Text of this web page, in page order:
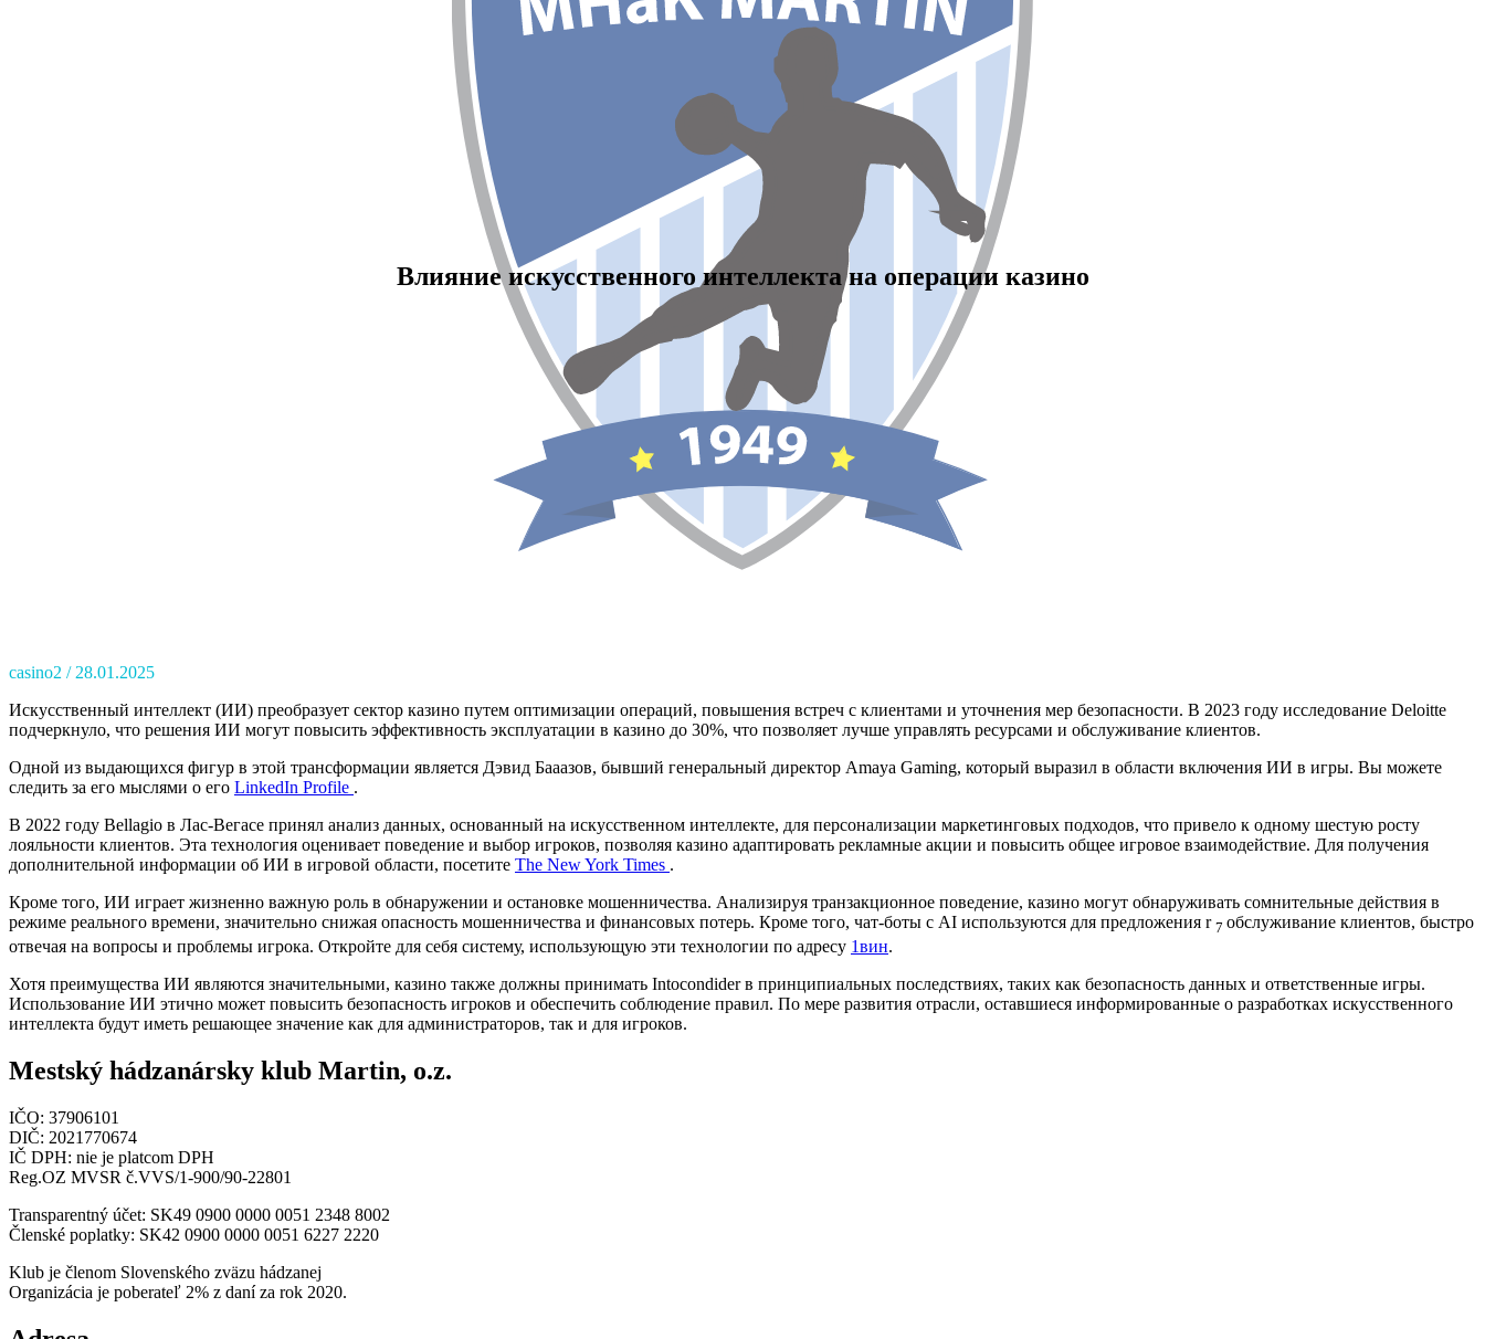
Влияние искусственного интеллекта на операции казино
casino2
28.01.2025
Искусственный интеллект (ИИ) преобразует сектор казино путем оптимизации операций, повышения встреч с клиентами и уточнения мер безопасности. В 2023 году исследование Deloitte
подчеркнуло, что решения ИИ могут повысить эффективность эксплуатации в казино до 30%, что позволяет лучше управлять ресурсами и обслуживание клиентов.
Одной из выдающихся фигур в этой трансформации является Дэвид Бааазов, бывший генеральный директор Amaya Gaming, который выразил в области включения ИИ в игры. Вы можете
следить за его мыслями о его LinkedIn Profile .
В 2022 году Bellagio в Лас-Вегасе принял анализ данных, основанный на искусственном интеллекте, для персонализации маркетинговых подходов, что привело к одному шестую росту
лояльности клиентов. Эта технология оценивает поведение и выбор игроков, позволяя казино адаптировать рекламные акции и повысить общее игровое взаимодействие. Для получения
дополнительной информации об ИИ в игровой области, посетите The New York Times .
Кроме того, ИИ играет жизненно важную роль в обнаружении и остановке мошенничества. Анализируя транзакционное поведение, казино могут обнаруживать сомнительные действия в
режиме реального времени, значительно снижая опасность мошенничества и финансовых потерь. Кроме того, чат-боты с AI используются для предложения r 7 обслуживание клиентов, быстро
отвечая на вопросы и проблемы игрока. Откройте для себя систему, использующую эти технологии по адресу 1вин.
Хотя преимущества ИИ являются значительными, казино также должны принимать Intocondider в принципиальных последствиях, таких как безопасность данных и ответственные игры.
Использование ИИ этично может повысить безопасность игроков и обеспечить соблюдение правил. По мере развития отрасли, оставшиеся информированные о разработках искусственного
интеллекта будут иметь решающее значение как для администраторов, так и для игроков.
Mestský hádzanársky klub Martin, o.z.
IČO: 37906101
DIČ: 2021770674
IČ DPH: nie je platcom DPH
Reg.OZ MVSR č.VVS/1-900/90-22801
Transparentný účet: SK49 0900 0000 0051 2348 8002
Členské poplatky: SK42 0900 0000 0051 6227 2220
Klub je členom Slovenského zväzu hádzanej
Organizácia je poberateľ 2% z daní za rok 2020.